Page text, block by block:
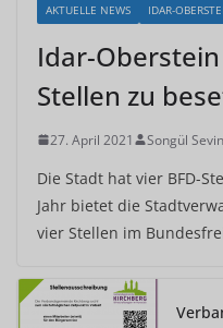
AKTUELLE NEWS IDAR-
Idar-
Stellen zu
27. April 2021 Songül
Die Stadt hat vier BFD-
Jahr bietet die
vier Stellen im